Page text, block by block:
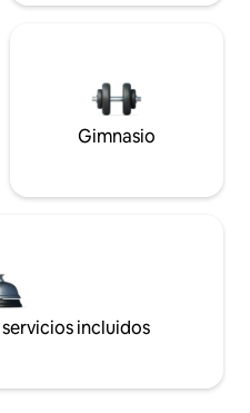
Gimnasio
incluidos